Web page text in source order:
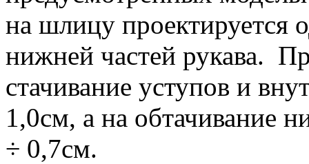
на шлицу проектируется
нижней частей рукава.
стачивание уступов и
1,0см, а на обтачивание
÷ 0,7см.